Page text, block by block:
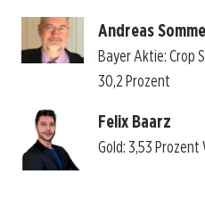
Andreas
Bayer Aktie: Crop
30,2 Prozent
Felix Baarz
Gold: 3,53